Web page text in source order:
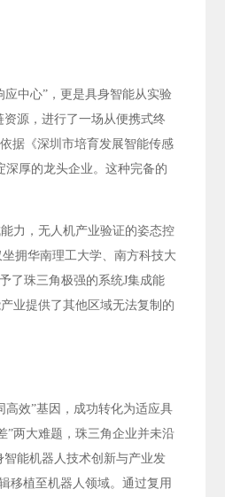
中心”，更是具身智能从实验
源，进行了一场从便携式终
据《深圳市培育发展智能传感
深厚的龙头企业。这种完备的
力，无人机产业验证的姿态控
拥华南理工大学、南方科技大
了珠三角极强的系统J集成能
业提供了其他区域无法复制的
效”基因，成功转化为适应具
”两大难题，珠三角企业并未沿
能机器人技术创新与产业发
移植至机器人领域。通过复用